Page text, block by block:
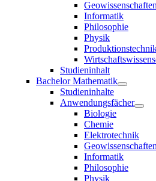
Informatik
Philosophie
Physik
Studieninhalt
Bachelor Mathematik
Studieninhalte
Anwendungsfächer
Biologie
Chemie
Elektrotechnik
Informatik
Philosophie
Physik